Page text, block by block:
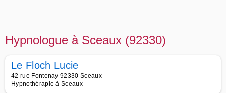
Hypnologue à Sceaux (92330)
Le Floch Lucie
42 rue Fontenay 92330 Sceaux
Hypnothérapie à Sceaux